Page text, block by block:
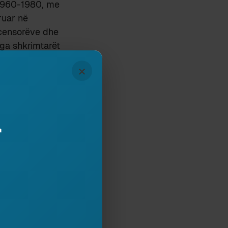
1980, me
në
dhe
shkrimtarët
akademike
ofertave
që u
të
mbi dogmën
×